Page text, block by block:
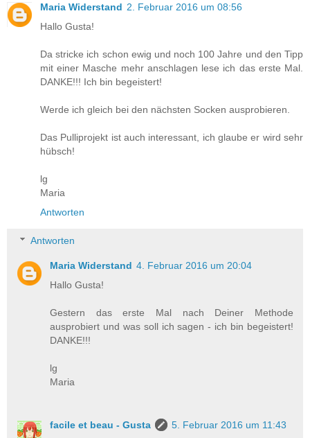
Maria Widerstand 2. Februar 2016 um 08:56
Hallo Gusta!
Da stricke ich schon ewig und noch 100 Jahre und den Tipp
mit einer Masche mehr anschlagen lese ich das erste Mal.
DANKE!!! Ich bin begeistert!
Werde ich gleich bei den nächsten Socken ausprobieren.
Das Pulliprojekt ist auch interessant, ich glaube er wird sehr
hübsch!
lg
Maria
Antworten
Antworten
Maria Widerstand 4. Februar 2016 um 20:04
Hallo Gusta!
Gestern das erste Mal nach Deiner Methode
ausprobiert und was soll ich sagen - ich bin begeistert!
DANKE!!!
lg
Maria
facile et beau - Gusta
5. Februar 2016 um 11:43